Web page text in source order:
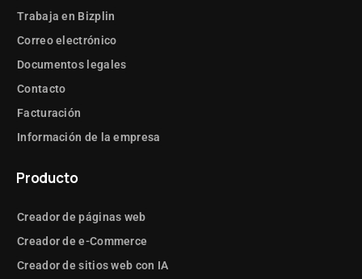
Trabaja en Bizplin
Correo electrónico
Documentos legales
Contacto
Facturación
Información de la empresa
Producto
Creador de páginas web
Creador de e-Commerce
Creador de sitios web con IA